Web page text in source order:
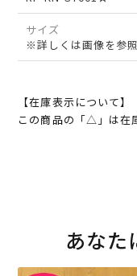
サイズ
※詳しくは画像を参照
【在庫表示について】
この商品の「△」は在
あなた